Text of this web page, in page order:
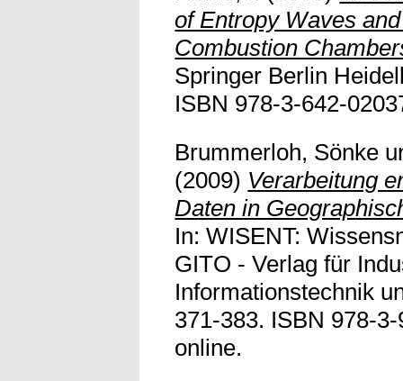
of Entropy Waves
Combustion
Springer Berlin
ISBN 978-3-642-
Brummerloh, Sönke
(2009) Verarbeitung
Daten in
In: WISENT:
GITO - Verlag für
Informationstechnik
371-383. ISBN 978-
online.